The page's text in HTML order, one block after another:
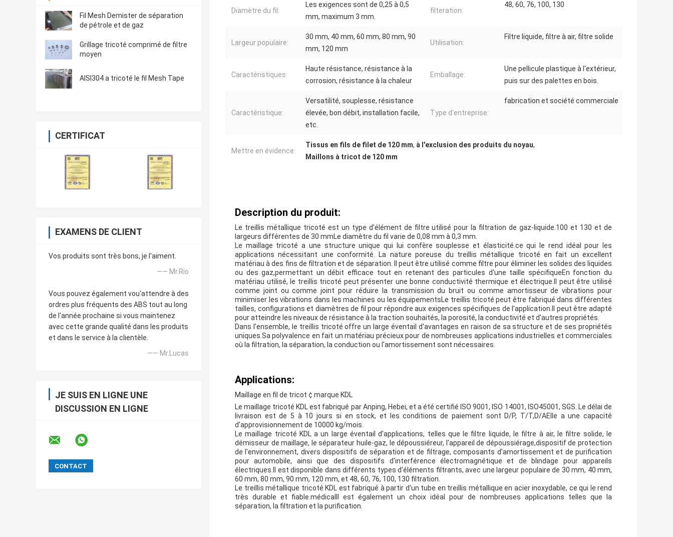
Fil Mesh Demister de séparation
de pétrole et de gaz
Grillage tricoté comprimé de filtre
moyen
AISI304 a tricoté le fil Mesh Tape
CERTIFICAT
EXAMENS DE CLIENT
Vos produits sont très bons, je l'aiment.
—— Mr.Rio
Vous pouvez également vou'attendre à des
ordres plus fréquents des ABS tout au long
de l'année prochaine si vous maintenez
avec cette grande qualité dans les produits
et dans le service à la clientèle.
—— Mr.Lucas
JE SUIS EN LIGNE UNE
DISCUSSION EN LIGNE
Diamètre du fil:
Les exigences sont de 0,25 à 0,5
mm, maximum 3 mm.
filteration:
48, 60, 76, 100, 130
Largeur populaire:
30 mm, 40 mm, 60 mm, 80 mm, 90
mm, 120 mm
Utilisation:
Filtre liquide, filtre à air, filtre solide
Caractéristiques:
Haute résistance, résistance à la
corrosion, résistance à la chaleur
Emballage:
Une pellicule plastique à l'extérieur,
puis sur des palettes en bois.
Caractéristique:
Versatilité, souplesse, résistance
élevée, bon débit, installation facile,
etc.
Type d'entreprise:
fabrication et société commerciale
Mettre en évidence:
Tissus en fils de filet de 120 mm, à l'exclusion des produits du noyau,
Maillons à tricot de 120 mm
Description du produit:
Le treillis métallique tricoté est un type d'élément de filtre utilisé pour la filtration de gaz-liquide.100 et 130 et de
largeurs différentes de 30 mmLe diamètre du fil varie de 0,08 mm à 0,3 mm.
Le maillage tricoté a une structure unique qui lui confère souplesse et élasticité.ce qui le rend idéal pour les
applications nécessitant une conformité. La nature poreuse du treillis métallique tricoté en fait un excellent
matériau à des fins de filtration et de séparation. Il peut être utilisé comme filtre pour éliminer les solides des liquides
ou des gaz,permettant un débit efficace tout en retenant des particules d'une taille spécifiqueEn fonction du
matériau utilisé, le treillis tricoté peut présenter une bonne conductivité thermique et électrique.Il peut être utilisé
comme joint ou comme joint pour réduire la transmission du bruit ou comme amortisseur de vibrations pour
minimiser les vibrations dans les machines ou les équipementsLe treillis tricoté peut être fabriqué dans différentes
tailles, configurations et diamètres de fil pour répondre aux exigences spécifiques de l'application.Il peut être adapté
pour atteindre les niveaux de résistance à la traction souhaités, la porosité, la conductivité et d'autres propriétés.
Dans l'ensemble, le treillis tricoté offre un large éventail d'avantages en raison de sa structure et de ses propriétés
uniques.Sa polyvalence en fait un matériau précieux pour de nombreuses applications industrielles et commerciales
où la filtration, la séparation, la conduction ou l'amortissement sont nécessaires.
Applications:
Maillage en fil de tricot ¢ marque KDL
Le maillage tricoté KDL est fabriqué par Anping, Hebei, et a été certifié ISO 9001, ISO 14001, ISO45001, SGS. Le délai de
livraison est de 5 à 10 jours si en stock, et les conditions de paiement sont D/P, T/T,D/AElle a une capacité
d'approvisionnement de 10000 kg/mois.
Le maillage tricoté KDL a un large éventail d'applications, telles que le filtre liquide, le filtre à air, le filtre solide, le
démisseur de maillage, le séparateur huile-gaz, le dépoussiéreur, l'appareil de dépoussiérage,dispositif de protection
de l'environnement, divers dispositifs de séparation et de filtrage, composants d'amortissement et de purification
pour automobile, ainsi que des dispositifs d'interférence électromagnétique et de blindage pour appareils
électriques.Il est disponible dans différents types d'éléments filtrants, avec une largeur populaire de 30 mm, 40 mm,
60 mm, 80 mm, 90 mm, 120 mm, et 48, 60, 76, 100, 130 filtration.
Le treillis métallique tricoté KDL est fabriqué à partir d'un tube en treillis métallique en acier inoxydable, ce qui le rend
très durable et fiable.médicalIl est également un choix idéal pour de nombreuses applications telles que la
séparation, la filtration et la purification.